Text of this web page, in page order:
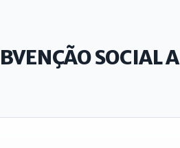
SOCIAL A